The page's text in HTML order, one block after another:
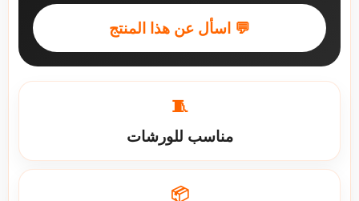
💬 اسأل عن هذا المنتج
🧵
مناسب للورشات
📦